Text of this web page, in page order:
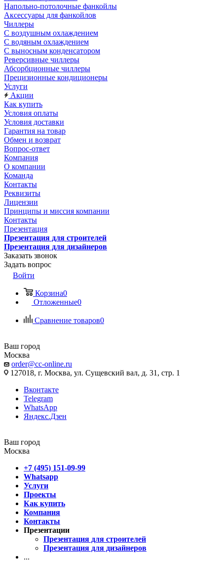
Напольно-потолочные фанкойлы
Аксессуары для фанкойлов
Чиллеры
С воздушным охлаждением
С водяным охлаждением
С выносным конденсатором
Реверсивные чиллеры
Абсорбционные чиллеры
Прецизионные кондиционеры
Услуги
Акции
Как купить
Условия оплаты
Условия доставки
Гарантия на товар
Обмен и возврат
Вопрос-ответ
Компания
О компании
Команда
Контакты
Реквизиты
Лицензии
Принципы и миссия компании
Контакты
Презентация
Презентация для строителей
Презентация для дизайнеров
Заказать звонок
Задать вопрос
Войти
Корзина0
Отложенные0
Сравнение товаров0
Ваш город
Москва
order@cc-online.ru
127018, г. Москва, ул. Сущевский вал, д. 31, стр. 1
Вконтакте
Telegram
WhatsApp
Яндекс.Дзен
Ваш город
Москва
+7 (495) 151-09-99
Whatsapp
Услуги
Проекты
Как купить
Компания
Контакты
Презентации
Презентация для строителей
Презентация для дизайнеров
...